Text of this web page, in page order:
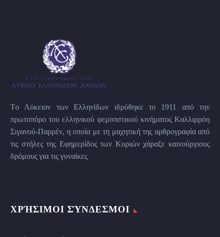
Tο Λύκειον των Eλληνίδων ιδρύθηκε το 1911 από την
πρωτοπόρο του ελληνικού φεμινιστικού κινήματος Kαλλιρρόη
Σιγανού-Παρρέν, η οποία με τη μαχητική της αρθρογραφία από
τις στήλες της Εφημερίδος των Kυριών χάραξε καινούργιους
δρόμους για τις γυναίκες
ΧΡΉΣΙΜΟΙ ΣΎΝΔΕΣΜΟΙ